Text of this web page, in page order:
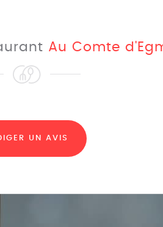
Au Comte
UN AVIS